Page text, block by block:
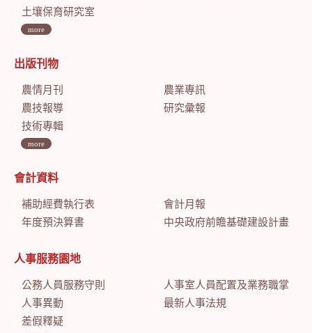
土壤保育研究室
more
出版刊物
農情月刊
農業專訊
農技報導
研究彙報
技術專輯
more
會計資料
補助經費執行表
會計月報
年度預決算書
中央政府前瞻基礎建設計畫特別預算會計月報
人事服務園地
公務人員服務守則
人事室人員配置及業務職掌
人事異動
最新人事法規
差假釋疑